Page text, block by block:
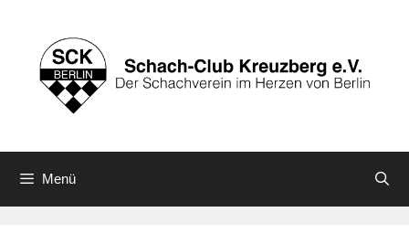
springen
Menü